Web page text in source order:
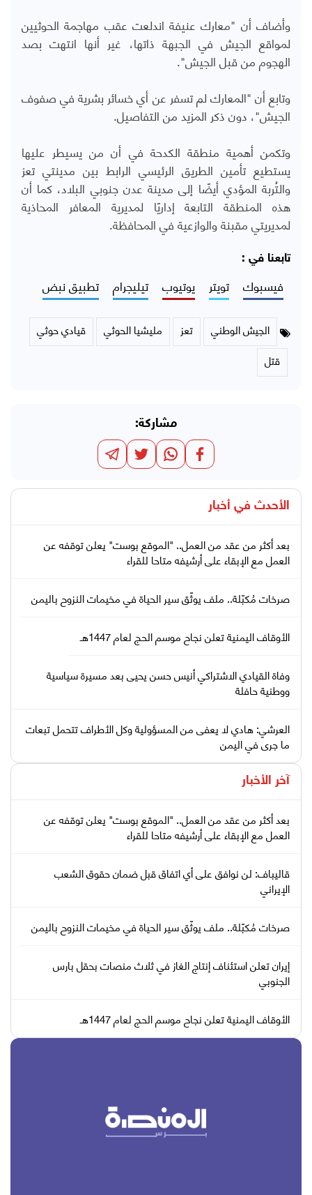
وأضاف أن "معارك عنيفة اندلعت عقب مهاجمة الحوثيين
لمواقع الجيش في الجبهة ذاتها، غير أنها انتهت بصد
الهجوم من قبل الجيش".
وتابع أن "المعارك لم تسفر عن أي خسائر بشرية في صفوف
الجيش"، دون ذكر المزيد من التفاصيل.
وتكمن أهمية منطقة الكدحة في أن من يسيطر عليها
يستطيع تأمين الطريق الرئيسي الرابط بين مدينتي تعز
والتُربة المؤدي أيضًا إلى مدينة عدن جنوبي البلاد، كما أن
هذه المنطقة التابعة إداريًا لمديرية المعافر المحاذية
لمديريتي مقبنة والوازعية في المحافظة.
تابعنا في :
فيسبوك تويتر يوتيوب تيليجرام تطبيق نبض
الجيش الوطني تعز مليشيا الحوثي
قيادي حوثي
قتل
مشاركة:
الأحدث في أخبار
بعد أكثر من عقد من العمل.. "الموقع بوست" يعلن توقفه عن
العمل مع الإبقاء على أرشيفه متاحا للقراء
صرخات مُكبّلة.. ملف يوثّق سير الحياة في مخيمات النزوح باليمن
الأوقاف اليمنية تعلن نجاح موسم الحج لعام 1447هـ
وفاة القيادي الاشتراكي أنيس حسن يحيى بعد مسيرة سياسية
ووطنية حافلة
العرشي: هادي لا يعفى من المسؤولية وكل الأطراف تتحمل تبعات
ما جرى في اليمن
آخر الأخبار
بعد أكثر من عقد من العمل.. "الموقع بوست" يعلن توقفه عن
العمل مع الإبقاء على أرشيفه متاحا للقراء
قاليباف: لن نوافق على أي اتفاق قبل ضمان حقوق الشعب
الإيراني
صرخات مُكبّلة.. ملف يوثّق سير الحياة في مخيمات النزوح باليمن
إيران تعلن استئناف إنتاج الغاز في ثلاث منصات بحقل بارس
الجنوبي
الأوقاف اليمنية تعلن نجاح موسم الحج لعام 1447هـ